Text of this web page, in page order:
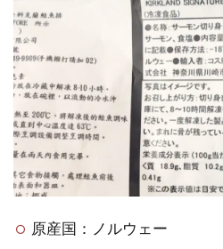
原産国：ノルウェー